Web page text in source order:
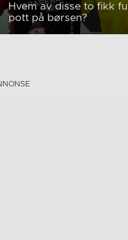
Hvem av disse to fikk full
pott på børsen?